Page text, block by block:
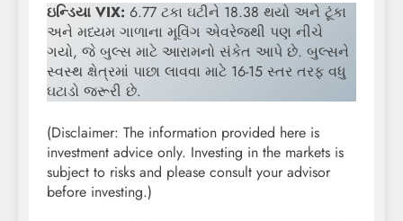
ઇન્ડિયા VIX: 6.77 ટકા ઘટીને 18.38 થયો અને ટૂંકા
અને મધ્યમ ગાળાના મૂવિંગ એવરેજથી પણ નીચે
ગયો, જે બુલ્સ માટે આરામનો સંકેત આપે છે. બુલ્સને
સ્વસ્થ ક્ષેત્રમાં પાછા લાવવા માટે 16-15 સ્તર તરફ વધુ
ઘટાડો જરૂરી છે.
(Disclaimer: The information provided here is
investment advice only. Investing in the markets is
subject to risks and please consult your advisor
before investing.)